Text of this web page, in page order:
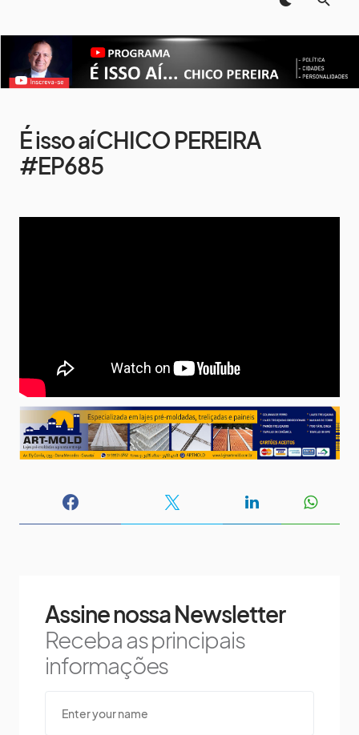
É isso aí CHICO PEREIRA
#EP685
Assine nossa Newsletter
Receba as principais
informações